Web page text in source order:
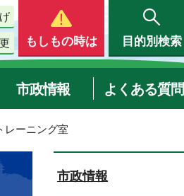
もしもの時は 目的別検索
市政情報 よくある質問
レーニング室
市政情報